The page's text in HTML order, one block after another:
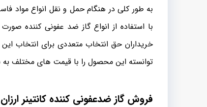
به طور کلی در هنگام حمل و نقل انواع مواد
با استفاده از انواع گاز ضد عفونی کننده
خریداران حق انتخاب متعددی برای انتخاب
توانسته این محصول را با قیمت های مختلف به
فروش گاز ضدعفونی کننده کانتینر ارزان